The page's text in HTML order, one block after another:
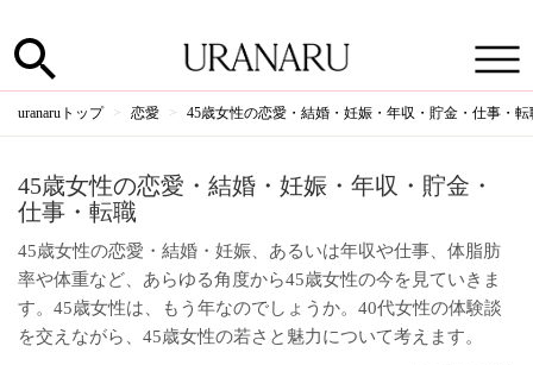
uranaruトップ 恋愛 45歳女性の恋愛・結婚・妊娠・年収・貯金・仕事・転
45歳女性の恋愛・結婚・妊娠・年収・貯金・
仕事・転職
45歳女性の恋愛・結婚・妊娠、あるいは年収や仕事、体脂肪
率や体重など、あらゆる角度から45歳女性の今を見ていきま
す。45歳女性は、もう年なのでしょうか。40代女性の体験談
を交えながら、45歳女性の若さと魅力について考えます。